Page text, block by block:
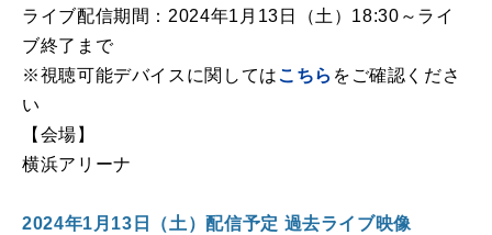
ライブ配信期間：2024年1月13日（土）18:30～ライ
ブ終了まで
※視聴可能デバイスに関してはこちら をご確認くださ
い
【会場】
横浜アリーナ
2024年1月13日（土）配信予定 過去ライブ映像